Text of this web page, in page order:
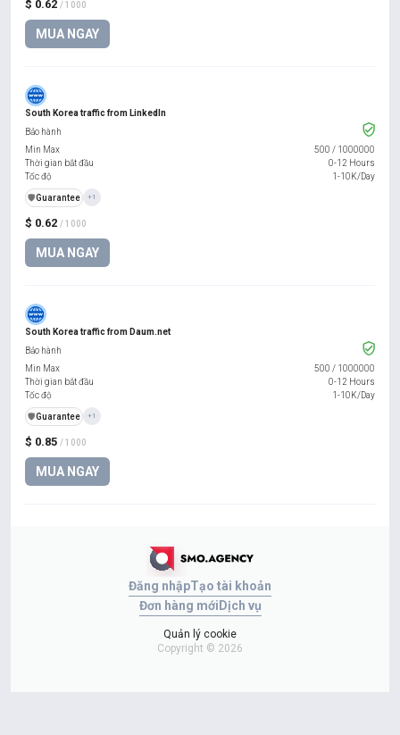
$ 0.62 / 1000
MUA NGAY
South Korea traffic from LinkedIn
$ 0.62 / 1000
MUA NGAY
Bảo hành
Min Max
500 / 1000000
Thời gian bắt đầu
0-12 Hours
Tốc độ
1-10K/Day
️🛡️Guarantee +1
South Korea traffic from Daum.net
$ 0.85 / 1000
MUA NGAY
Bảo hành
Min Max
500 / 1000000
Thời gian bắt đầu
0-12 Hours
Tốc độ
1-10K/Day
️🛡️Guarantee +1
Đăng nhậpTạo tài khoản
Đơn hàng mới Dịch vụ
Quản lý cookie
Copyright © 2026